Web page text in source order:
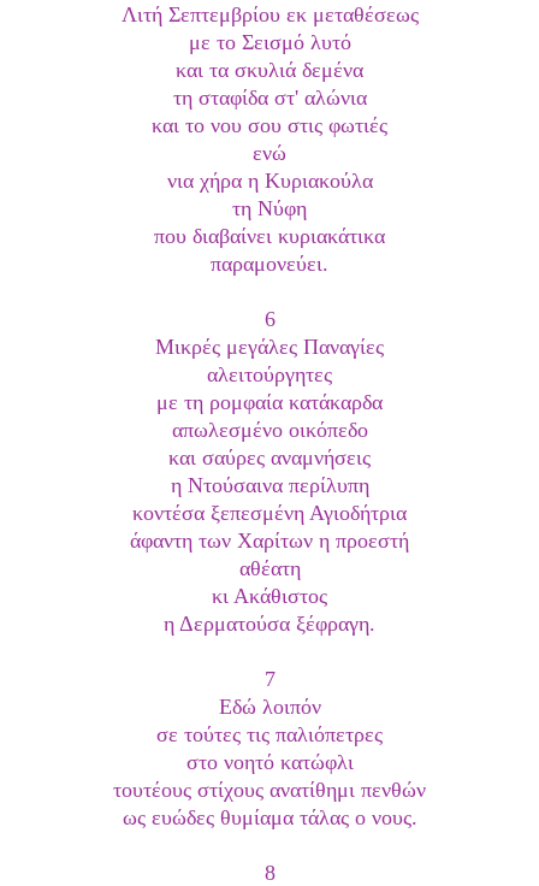
Λιτή Σεπτεμβρίου εκ μεταθέσεως
με το Σεισμό λυτό
και τα σκυλιά δεμένα
τη σταφίδα στ' αλώνια
και το νου σου στις φωτιές
ενώ
νια χήρα η Κυριακούλα
τη Νύφη
που διαβαίνει κυριακάτικα
παραμονεύει.
6
Μικρές μεγάλες Παναγίες
αλειτούργητες
με τη ρομφαία κατάκαρδα
απωλεσμένο οικόπεδο
και σαύρες αναμνήσεις
η Ντούσαινα περίλυπη
κοντέσα ξεπεσμένη Αγιοδήτρια
άφαντη των Χαρίτων η προεστή
αθέατη
κι Ακάθιστος
η Δερματούσα ξέφραγη.
7
Εδώ λοιπόν
σε τούτες τις παλιόπετρες
στο νοητό κατώφλι
τουτέους στίχους ανατίθημι πενθών
ως ευώδες θυμίαμα τάλας ο νους.
8